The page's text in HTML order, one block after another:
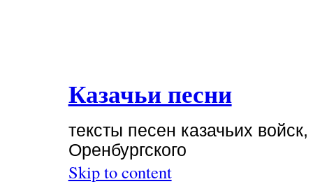
Казачьи песни
тексты песен казачьих
Оренбургского
Skip to content